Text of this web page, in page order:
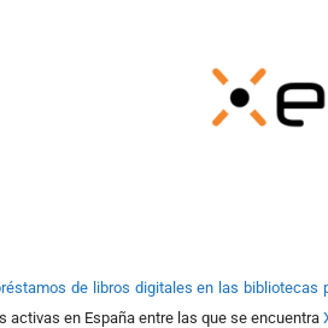
de libros digitales en las bibliotecas
activas en España entre las que se encuentra